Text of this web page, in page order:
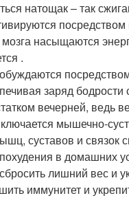
натощак – так
мозга насыщаются
.
заряд
вечерней, ведь
мышечно-
суставов и связок
в домашних
лишний вес и
иммунитет и